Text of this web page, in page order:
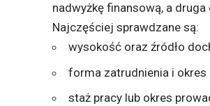
nadwyżkę finansową, a
Najczęściej sprawdzane są:
wysokość oraz źródło
forma zatrudnienia i
staż pracy lub okres